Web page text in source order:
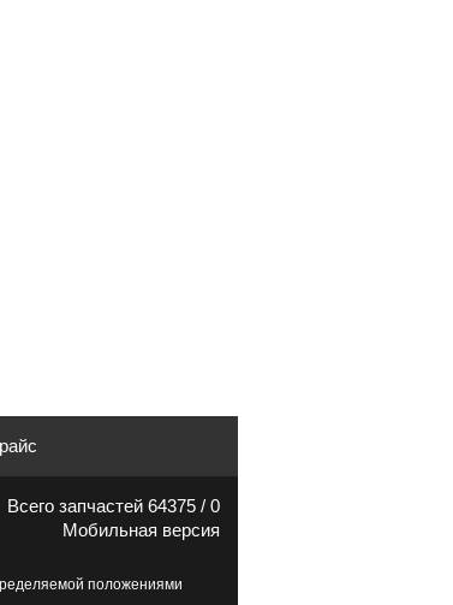
Всего запчастей 64375 / 0
Мобильная версия
положениями